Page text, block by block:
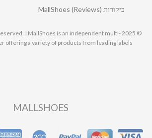
ביקורות MallShoes (Reviews)
reserved. | MallShoes is an independent multi-
offering a variety of products from leading labels.
MALLSHOES